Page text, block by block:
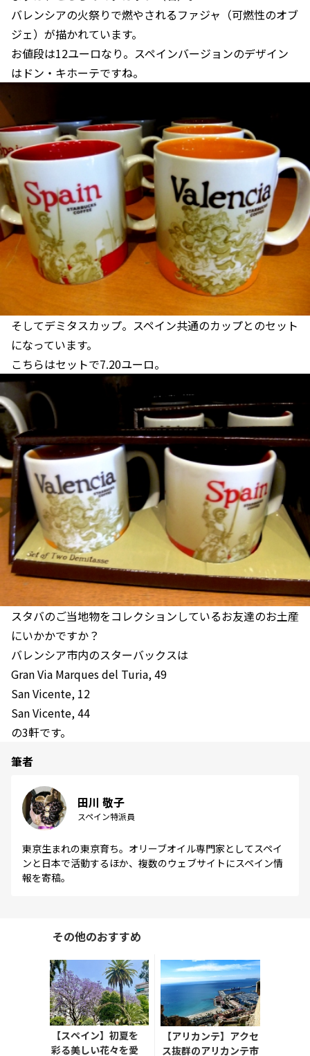
バレンシアの火祭りで燃やされるファジャ（可燃性のオブ
ジェ）が描かれています。
お値段は12ユーロなり。スペインバージョンのデザイン
はドン・キホーテですね。
そしてデミタスカップ。スペイン共通のカップとのセット
になっています。
こちらはセットで7.20ユーロ。
スタバのご当地物をコレクションしているお友達のお土産
にいかかですか？
バレンシア市内のスターバックスは
Gran Via Marques del Turia, 49
San Vicente, 12
San Vicente, 44
の3軒です。
筆者
田川 敬子
スペイン特派員
東京生まれの東京育ち。オリーブオイル専門家としてスペイ
ンと日本で活動するほか、複数のウェブサイトにスペイン情
報を寄稿。
その他のおすすめ
【スペイン】初夏を
彩る美しい花々を愛
【アリカンテ】アクセ
ス抜群のアリカンテ市